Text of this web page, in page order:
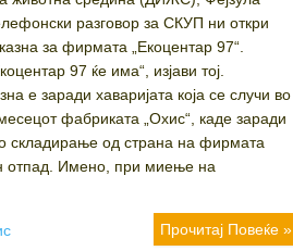
разговор за СКУП ни откри
за фирмата „Екоцентар 97“.
97 ќе има“, изјави тој.
е заради хаваријата која се случи во
фабриката „Охис“, каде заради
складирање од страна на фирмата
отпад. Имено, при миење на
Прочитај Повеќе »